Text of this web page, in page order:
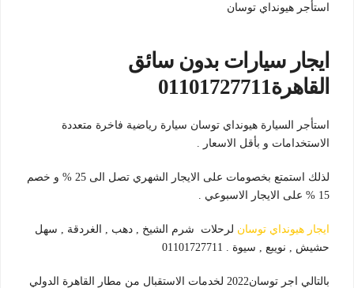
استأجر هيونداي توسان
ايجار سيارات بدون سائق
القاهرة01101727711
استأجر السيارة هيونداي توسان سيارة رياضية فاخرة متعددة
الاستخدامات و بأقل الاسعار .
لذلك استمتع بخصومات على الايجار الشهري تصل الى 25 % و خصم
15 % على الايجار الاسبوعي .
ايجار هيونداي توسان لرحلات شرم الشيخ , دهب , الغردقة , سهل
حشيش , نويبع , سيوة . 01101727711
بالتالي اجر توسان2022 لخدمات الاستقبال من مطار القاهرة الدولي